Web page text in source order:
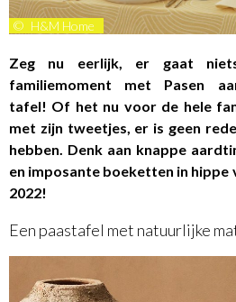
© H&M Home
Zeg nu eerlijk, er gaat
familiemoment met Pasen
tafel! Of het nu voor de hele
met zijn tweetjes, er is geen
hebben. Denk aan knappe
en imposante boeketten in hippe
2022!
Een paastafel met natuurlijke